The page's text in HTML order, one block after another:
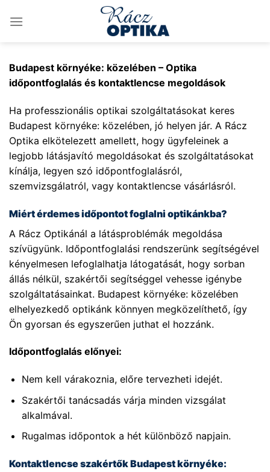
Budapest környéke: közelében – Optika
időpontfoglalás és kontaktlencse megoldások
Ha professzionális optikai szolgáltatásokat keres
Budapest környéke: közelében, jó helyen jár. A Rácz
Optika elkötelezett amellett, hogy ügyfeleinek a
legjobb látásjavító megoldásokat és szolgáltatásokat
kínálja, legyen szó időpontfoglalásról,
szemvizsgálatról, vagy kontaktlencse vásárlásról.
Miért érdemes időpontot foglalni optikánkba?
A Rácz Optikánál a látásproblémák megoldása
szívügyünk. Időpontfoglalási rendszerünk segítségével
kényelmesen lefoglalhatja látogatását, hogy sorban
állás nélkül, szakértői segítséggel vehesse igénybe
szolgáltatásainkat. Budapest környéke: közelében
elhelyezkedő optikánk könnyen megközelíthető, így
Ön gyorsan és egyszerűen juthat el hozzánk.
Időpontfoglalás előnyei:
Nem kell várakoznia, előre tervezheti idejét.
Szakértői tanácsadás várja minden vizsgálat
alkalmával.
Rugalmas időpontok a hét különböző napjain.
Kontaktlencse szakértők Budapest környéke: